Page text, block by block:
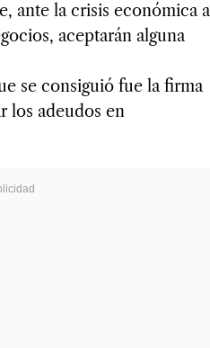
ante la crisis económica a
aceptarán alguna
se consiguió fue la firma
los adeudos en